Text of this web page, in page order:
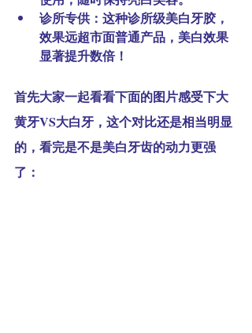
诊所专供 ：这种诊所级美白牙胶，
效果远超市面普通产品，美白效果
显著提升数倍！
首先大家一起看看下面的图片感受下大
黄牙VS大白牙，这个对比还是相当明显
的，看完是不是美白牙齿的动力更强
了：